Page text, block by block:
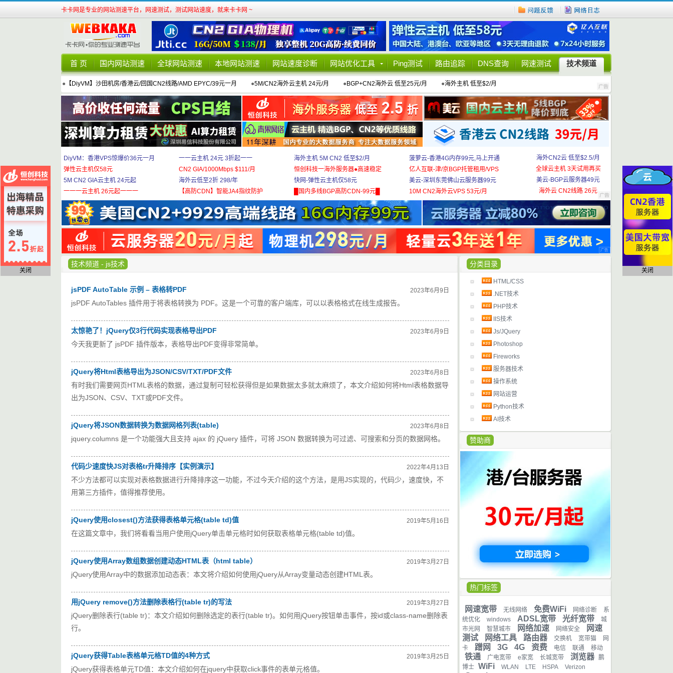
卡卡网是专业的网站测速平台，网速测试，测试网站速度，就来卡卡网 ~
首 页 国内网站测速 全球网站测速 本地网站测速 网站速度诊断 网站优化工具 Ping测试 路由追踪 DNS查询 网速测试 技术频道
● 【DiyVM】沙田机房/香港云/回国CN2线路/AMD EPYC/39元一月 ●5M/CN2海外云主机 24元/月 ●BGP+CN2海外云 低至25元/月 ●海外主机 低至$2/月
DiyVM：香港VPS惊爆价36元一月
弹性云主机仅58元
5M CN2 GIA云主机 24元起
一一一云主机 26元起一一一
一一云主机 24元 3折起一一
CN2 GIA/1000Mbps $111/月
海外云低至2折 298/年
【高防CDN】智能JA4指纹防护
海外主机 5M CN2 低至$2/月
恒创科技一海外服务器●高速稳定
快网-弹性云主机仅58元
█国内多线BGP高防CDN-99元█
菠萝云-香港4G内存99元,马上开通
亿人互联-津/京BGP托管租用/VPS
美云-深圳东莞佛山云服务器99元
10M CN2海外云VPS 53元/月
海外CN2云 低至$2.5/月
全球云主机 3天试用再买
美云-BGP云服务器49元
海外云 CN2线路 26元
分类目录
HTML/CSS
.NET技术
PHP技术
IIS技术
Js/JQuery
Photoshop
Fireworks
服务器技术
操作系统
网站运营
Python技术
AI技术
赞助商
热门标签
网速宽带 无线网络 免费WiFi 网络诊断
系
统优化
windows ADSL宽带 光纤宽带
城
市光网
智慧城市 网络加速 网络安全
网速
测试
网络工具 路由器 交换机 宽带猫
网
卡
蹭网 3G 4G 资费 电信 联通 移动
铁通 广电宽带 e家宽 长城宽带 浏览器 鹏
博士 WiFi WLAN LTE HSPA Verizon
技术频道 - js技术
2023年6月9日
jsPDF AutoTable 示例 – 表格转PDF
jsPDF AutoTables 插件用于将表格转换为 PDF。这是一个可靠的客户端库，可以以表格格式在线生成报告。
2023年6月9日
太惊艳了！jQuery仅3行代码实现表格导出PDF
今天我更新了 jsPDF 插件版本，表格导出PDF变得非常简单。
2023年6月8日
jQuery将Html表格导出为JSON/CSV/TXT/PDF文件
有时我们需要网页HTML表格的数据，通过复制可轻松获得但是如果数据太多就太麻烦了，本文介绍如何将Html表格数据导
出为JSON、CSV、TXT或PDF文件。
2023年6月8日
jQuery将JSON数据转换为数据网格列表(table)
jquery.columns 是一个功能强大且支持 ajax 的 jQuery 插件，可将 JSON 数据转换为可过滤、可搜索和分页的数据网格。
2022年4月13日
代码少速度快JS对表格tr升降排序【实例演示】
不少方法都可以实现对表格数据进行升降排序这一功能，不过今天介绍的这个方法，是用JS实现的，代码少，速度快，不
用第三方插件，值得推荐使用。
2019年5月16日
jQuery使用closest()方法获得表格单元格(table td)值
在这篇文章中，我们将看看当用户使用jQuery单击单元格时如何获取表格单元格(table td)值。
2019年3月27日
jQuery使用Array数组数据创建动态HTML表（html table）
jQuery使用Array中的数据添加动态表：本文将介绍如何使用jQuery从Array变量动态创建HTML表。
2019年3月27日
用jQuery remove()方法删除表格行(table tr)的写法
jQuery删除表行(table tr)：本文介绍如何删除选定的表行(table tr)。如何用jQuery按钮单击事件，按id或class-name删除表
行。
2019年3月25日
jQuery获得Table表格单元格TD值的4种方式
jQuery获得表格单元TD值：本文介绍如何在jquery中获取click事件的表单元格值。
关闭 关闭